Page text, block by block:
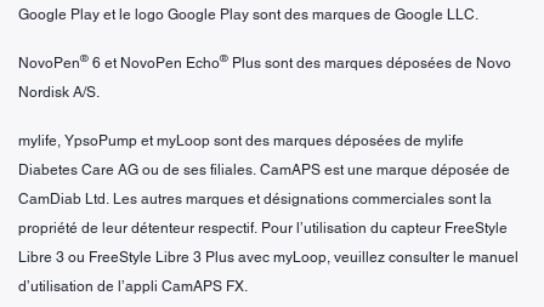
Google Play et le logo Google Play sont des marques de Google LLC.
NovoPen® 6 et NovoPen Echo® Plus sont des marques déposées de Novo
Nordisk A/S.
mylife, YpsoPump et myLoop sont des marques déposées de mylife
Diabetes Care AG ou de ses filiales. CamAPS est une marque déposée de
CamDiab Ltd. Les autres marques et désignations commerciales sont la
propriété de leur détenteur respectif. Pour l’utilisation du capteur FreeStyle
Libre 3 ou FreeStyle Libre 3 Plus avec myLoop, veuillez consulter le manuel
d’utilisation de l’appli CamAPS FX.